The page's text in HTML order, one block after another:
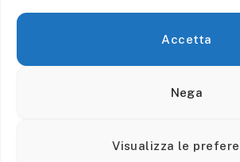
Accetta
Nega
Visualizza le
Economia